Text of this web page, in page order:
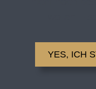
YES, ICH